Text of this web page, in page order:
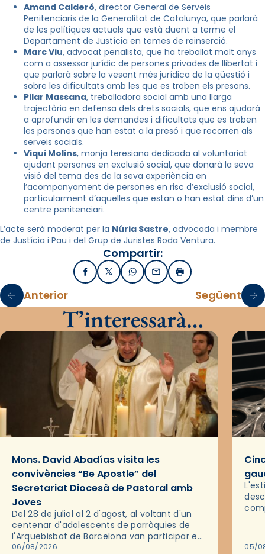
Amand Calderó, director General de Serveis
Penitenciaris de la Generalitat de Catalunya, que parlarà
de les polítiques actuals que està duent a terme el
Departament de Justícia en temes de reinserció.
Marc Viu, advocat penalista, que ha treballat molt anys
com a assessor jurídic de persones privades de llibertat i
que parlarà sobre la vesant més jurídica de la qüestió i
sobre les dificultats amb les que es troben els presons.
Pilar Massana, treballadora social amb una llarga
trajectòria en defensa dels drets socials, que ens ajudarà
a aprofundir en les demandes i dificultats que es troben
les persones que han estat a la presó i que recorren als
serveis socials.
Viqui Molins, monja teresiana dedicada al voluntariat
ajudant persones en exclusió social, que donarà la seva
visió del tema des de la seva experiència en
l’acompanyament de persones en risc d’exclusió social,
particularment d’aquelles que estan o han estat dins d’un
centre penitenciari.
L’acte serà moderat per la Núria Sastre, advocada i membre
de Justícia i Pau i del Grup de Juristes Roda Ventura.
Compartir:
FacebookX / TwitterWhatsApp
EmailImprimir
Anterior Següent
T’interessarà…
Mons. David Abadías visita les
convivències “Be Apostle” del
Secretariat Diocesà de Pastoral amb
Joves
Del 28 de juliol al 2 d'agost, al voltant d'un
centenar d'adolescents de parròquies de
l'Arquebisbat de Barcelona van participar en
les convivències Be Apostle, organitzades
06/08/2026 05/